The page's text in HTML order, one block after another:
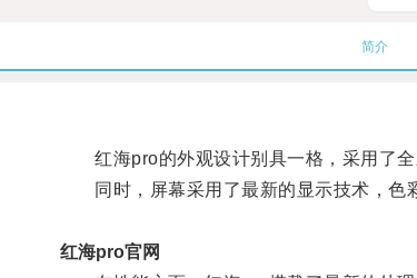
简介
红海pro的外观设计别具一格，采用了全
同时，屏幕采用了最新的显示技术，色
红海pro官网